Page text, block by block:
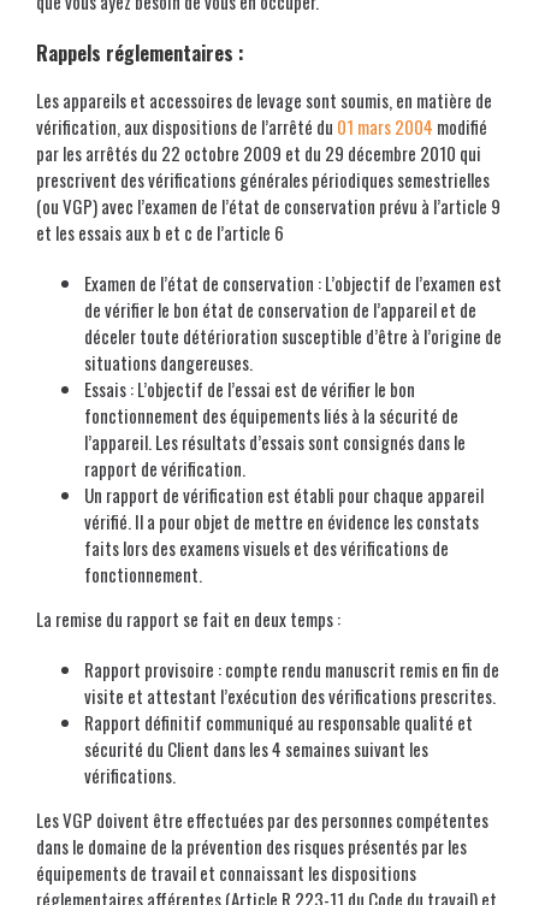
Rappels réglementaires :
Les appareils et accessoires de levage sont soumis, en matière de
vérification, aux dispositions de l’arrêté du 01 mars 2004 modifié
par les arrêtés du 22 octobre 2009 et du 29 décembre 2010 qui
prescrivent des vérifications générales périodiques semestrielles
(ou VGP) avec l’examen de l’état de conservation prévu à l’article 9
et les essais aux b et c de l’article 6
Examen de l’état de conservation : L’objectif de l’examen est
de vérifier le bon état de conservation de l’appareil et de
déceler toute détérioration susceptible d’être à l’origine de
situations dangereuses.
Essais : L’objectif de l’essai est de vérifier le bon
fonctionnement des équipements liés à la sécurité de
l’appareil. Les résultats d’essais sont consignés dans le
rapport de vérification.
Un rapport de vérification est établi pour chaque appareil
vérifié. Il a pour objet de mettre en évidence les constats
faits lors des examens visuels et des vérifications de
fonctionnement.
La remise du rapport se fait en deux temps :
Rapport provisoire : compte rendu manuscrit remis en fin de
visite et attestant l’exécution des vérifications prescrites.
Rapport définitif communiqué au responsable qualité et
sécurité du Client dans les 4 semaines suivant les
vérifications.
Les VGP doivent être effectuées par des personnes compétentes
dans le domaine de la prévention des risques présentés par les
équipements de travail et connaissant les dispositions
réglementaires afférentes (Article R.223-11 du Code du travail) et